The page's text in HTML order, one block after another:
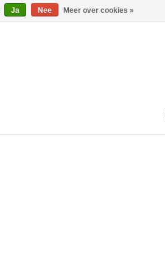
Ja Nee Meer over cookies »